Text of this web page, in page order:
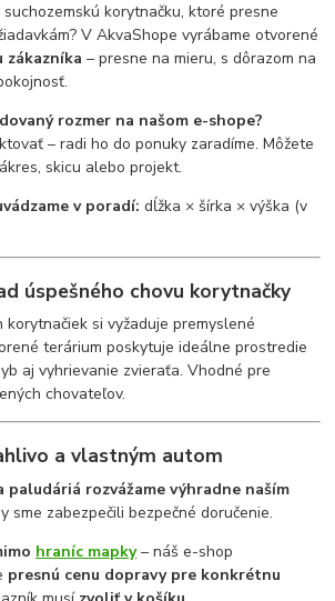
korytnačku, ktoré presne
V AkvaShope vyrábame otvorené
zákazníka – presne na mieru, s dôrazom na
rozmer na našom e-shope?
– radi ho do ponuky zaradíme. Môžete
skicu alebo projekt.
v poradí: dĺžka × šírka × výška (v
úspešného chovu korytnačky
korytnačiek si vyžaduje premyslené
terárium poskytuje ideálne prostredie
aj vyhrievanie zvieraťa. Vhodné pre
chovateľov.
a vlastným autom
paludáriá rozvážame výhradne naším
sme zabezpečili bezpečné doručenie.
hraníc mapky– náš e-shop
presnú cenu dopravy pre konkrétnu